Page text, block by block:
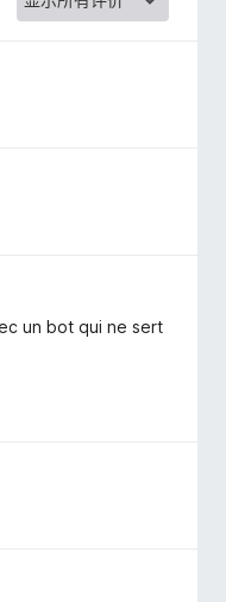
un bot qui ne sert